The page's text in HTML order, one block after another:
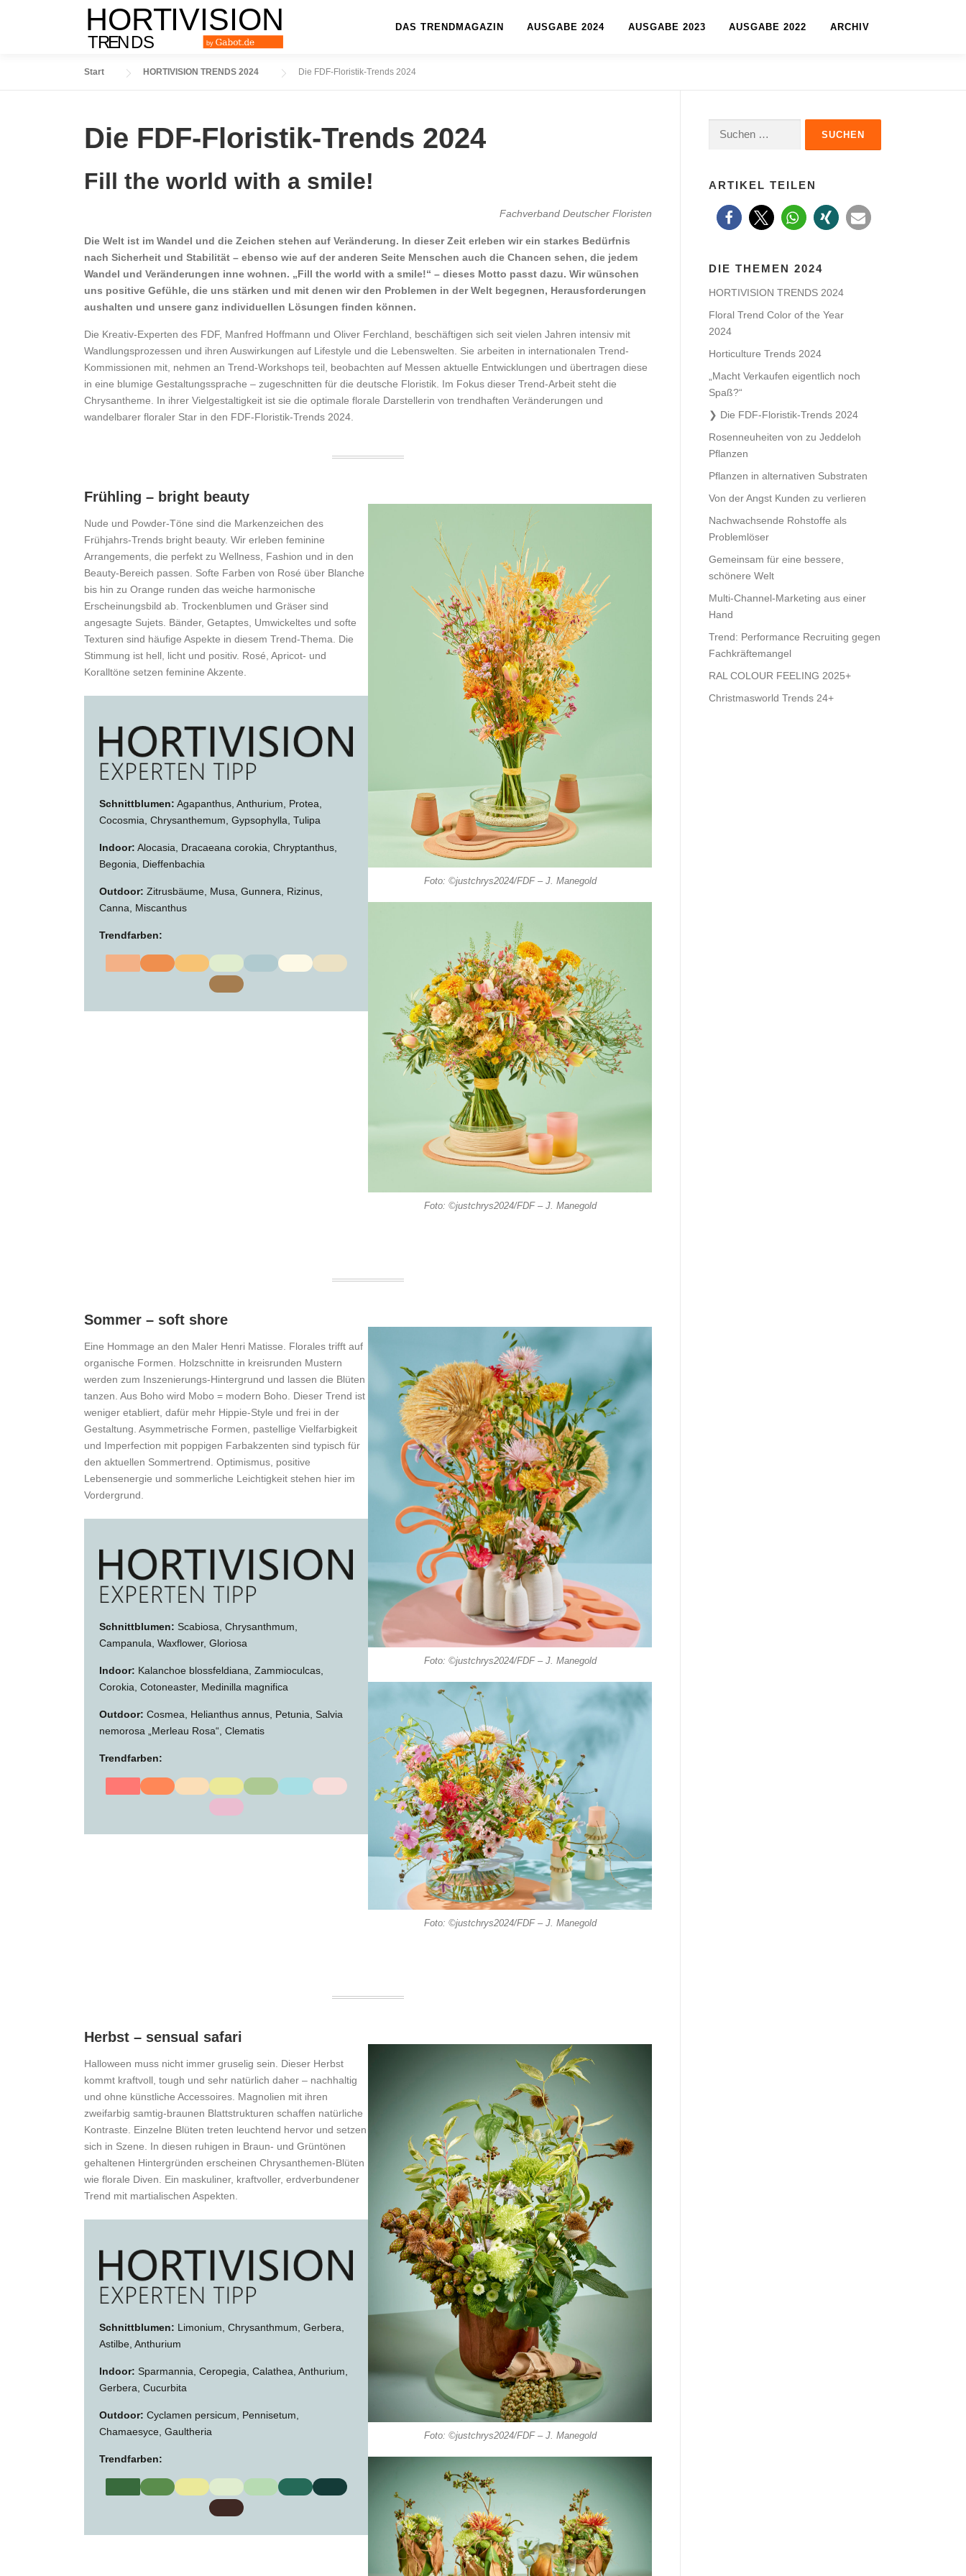
DAS TRENDMAGAZIN AUSGABE 2024 AUSGABE 2023 AUSGABE 2022 ARCHIV
Start HORTIVISION TRENDS 2024 Die FDF-Floristik-Trends 2024
Die FDF-Floristik-Trends 2024
Fill the world with a smile!
Fachverband Deutscher Floristen
Die Welt ist im Wandel und die Zeichen stehen auf Veränderung. In dieser Zeit erleben wir ein starkes Bedürfnis
nach Sicherheit und Stabilität – ebenso wie auf der anderen Seite Menschen auch die Chancen sehen, die jedem
Wandel und Veränderungen inne wohnen. „Fill the world with a smile!“ – dieses Motto passt dazu. Wir wünschen
uns positive Gefühle, die uns stärken und mit denen wir den Problemen in der Welt begegnen, Herausforderungen
aushalten und unsere ganz individuellen Lösungen finden können.
Die Kreativ-Experten des FDF, Manfred Hoffmann und Oliver Ferchland, beschäftigen sich seit vielen Jahren intensiv mit
Wandlungsprozessen und ihren Auswirkungen auf Lifestyle und die Lebenswelten. Sie arbeiten in internationalen Trend-
Kommissionen mit, nehmen an Trend-Workshops teil, beobachten auf Messen aktuelle Entwicklungen und übertragen diese
in eine blumige Gestaltungssprache – zugeschnitten für die deutsche Floristik. Im Fokus dieser Trend-Arbeit steht die
Chrysantheme. In ihrer Vielgestaltigkeit ist sie die optimale florale Darstellerin von trendhaften Veränderungen und
wandelbarer floraler Star in den FDF-Floristik-Trends 2024.
Frühling – bright beauty
Nude und Powder-Töne sind die Markenzeichen des
Frühjahrs-Trends bright beauty. Wir erleben feminine
Arrangements, die perfekt zu Wellness, Fashion und in den
Beauty-Bereich passen. Softe Farben von Rosé über Blanche
bis hin zu Orange runden das weiche harmonische
Erscheinungsbild ab. Trockenblumen und Gräser sind
angesagte Sujets. Bänder, Getaptes, Umwickeltes und softe
Texturen sind häufige Aspekte in diesem Trend-Thema. Die
Stimmung ist hell, licht und positiv. Rosé, Apricot- und
Koralltöne setzen feminine Akzente.
Schnittblumen: Agapanthus, Anthurium, Protea,
Cocosmia, Chrysanthemum, Gypsophylla, Tulipa
Indoor: Alocasia, Dracaeana corokia, Chryptanthus,
Begonia, Dieffenbachia
Outdoor: Zitrusbäume, Musa, Gunnera, Rizinus,
Canna, Miscanthus
Trendfarben:
Foto: ©justchrys2024/FDF – J. Manegold
Foto: ©justchrys2024/FDF – J. Manegold
Sommer – soft shore
Eine Hommage an den Maler Henri Matisse. Florales trifft auf
organische Formen. Holzschnitte in kreisrunden Mustern
werden zum Inszenierungs-Hintergrund und lassen die Blüten
tanzen. Aus Boho wird Mobo = modern Boho. Dieser Trend ist
weniger etabliert, dafür mehr Hippie-Style und frei in der
Gestaltung. Asymmetrische Formen, pastellige Vielfarbigkeit
und Imperfection mit poppigen Farbakzenten sind typisch für
den aktuellen Sommertrend. Optimismus, positive
Lebensenergie und sommerliche Leichtigkeit stehen hier im
Vordergrund.
Schnittblumen: Scabiosa, Chrysanthmum,
Campanula, Waxflower, Gloriosa
Indoor: Kalanchoe blossfeldiana, Zammioculcas,
Corokia, Cotoneaster, Medinilla magnifica
Outdoor: Cosmea, Helianthus annus, Petunia, Salvia
nemorosa „Merleau Rosa“, Clematis
Trendfarben:
Foto: ©justchrys2024/FDF – J. Manegold
Foto: ©justchrys2024/FDF – J. Manegold
Herbst – sensual safari
Halloween muss nicht immer gruselig sein. Dieser Herbst
kommt kraftvoll, tough und sehr natürlich daher – nachhaltig
und ohne künstliche Accessoires. Magnolien mit ihren
zweifarbig samtig-braunen Blattstrukturen schaffen natürliche
Kontraste. Einzelne Blüten treten leuchtend hervor und setzen
sich in Szene. In diesen ruhigen in Braun- und Grüntönen
gehaltenen Hintergründen erscheinen Chrysanthemen-Blüten
wie florale Diven. Ein maskuliner, kraftvoller, erdverbundener
Trend mit martialischen Aspekten.
Schnittblumen: Limonium, Chrysanthmum, Gerbera,
Astilbe, Anthurium
Indoor: Sparmannia, Ceropegia, Calathea, Anthurium,
Gerbera, Cucurbita
Outdoor: Cyclamen persicum, Pennisetum,
Chamaesyce, Gaultheria
Trendfarben:
Foto: ©justchrys2024/FDF – J. Manegold
ARTIKEL TEILEN
DIE THEMEN 2024
HORTIVISION TRENDS 2024
Floral Trend Color of the Year
2024
Horticulture Trends 2024
„Macht Verkaufen eigentlich noch
Spaß?“
Die FDF-Floristik-Trends 2024
Rosenneuheiten von zu Jeddeloh
Pflanzen
Pflanzen in alternativen Substraten
Von der Angst Kunden zu verlieren
Nachwachsende Rohstoffe als
Problemlöser
Gemeinsam für eine bessere,
schönere Welt
Multi-Channel-Marketing aus einer
Hand
Trend: Performance Recruiting gegen
Fachkräftemangel
RAL COLOUR FEELING 2025+
Christmasworld Trends 24+